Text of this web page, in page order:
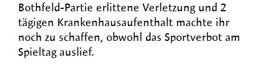
Bothfeld-Partie erlittene Verletzung und 2
tägigen Krankenhausaufenthalt machte ihr
noch zu schaffen, obwohl das Sportverbot am
Spieltag auslief.